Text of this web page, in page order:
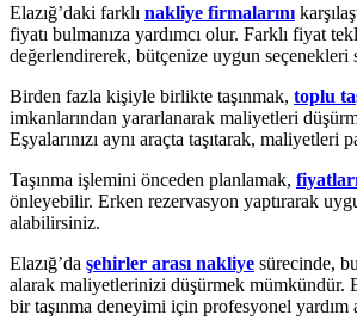
Elazığ’daki farklı nakliye firmalarını
fiyatı bulmanıza yardımcı olur. Farklı fiyat
değerlendirerek, bütçenize uygun seçenekleri
Birden fazla kişiyle birlikte taşınmak, toplu
imkanlarından yararlanarak maliyetleri
Eşyalarınızı aynı araçta taşıtarak, maliyetleri
Taşınma işlemini önceden planlamak,
önleyebilir. Erken rezervasyon yaptırarak
alabilirsiniz.
Elazığ’da şehirler arası nakliye sürecinde,
alarak maliyetlerinizi düşürmek mümkündür.
bir taşınma deneyimi için profesyonel yardım